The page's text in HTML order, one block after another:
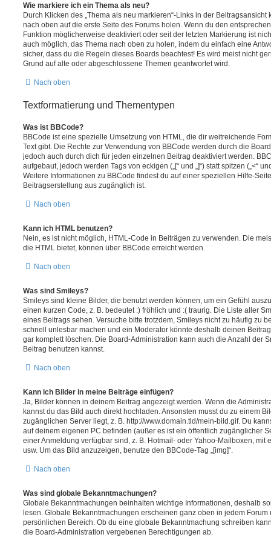
Wie markiere ich ein Thema als neu?
Durch Klicken des „Thema als neu markieren“-Links in der
nach oben auf die erste Seite des Forums holen. Wenn du den
Funktion möglicherweise deaktiviert oder seit der letzten Markierung ist
auch möglich, das Thema nach oben zu holen, indem du einfach eine
sicher, dass du die Regeln dieses Boards beachtest! Es wird meist nicht
Grund auf alte oder abgeschlossene Themen geantwortet wird.
Nach oben
Textformatierung und Thementypen
Was ist BBCode?
BBCode ist eine spezielle Umsetzung von HTML, die dir weitreichende
Text gibt. Die Rechte zur Verwendung von BBCode werden durch die
jedoch auch durch dich für jeden einzelnen Beitrag deaktiviert werden.
aufgebaut, jedoch werden Tags von eckigen („[“ und „]“) statt spitzen („<“
Weitere Informationen zu BBCode findest du auf einer speziellen Hilfe-
Beitragserstellung aus zugänglich ist.
Nach oben
Kann ich HTML benutzen?
Nein, es ist nicht möglich, HTML-Code in Beiträgen zu verwenden. Die
die HTML bietet, können über BBCode erreicht werden.
Nach oben
Was sind Smileys?
Smileys sind kleine Bilder, die benutzt werden können, um ein Gefühl
einen kurzen Code, z. B. bedeutet :) fröhlich und :( traurig. Die Liste aller
eines Beitrags sehen. Versuche bitte trotzdem, Smileys nicht zu häufig zu
schnell unlesbar machen und ein Moderator könnte deshalb deinen
gar komplett löschen. Die Board-Administration kann auch die Anzahl der
Beitrag benutzen kannst.
Nach oben
Kann ich Bilder in meine Beiträge einfügen?
Ja, Bilder können in deinem Beitrag angezeigt werden. Wenn die
kannst du das Bild auch direkt hochladen. Ansonsten musst du zu einem
zugänglichen Server liegt, z. B. http://www.domain.tld/mein-bild.gif. Du
auf deinem eigenen PC befinden (außer es ist ein öffentlich zugänglicher
einer Anmeldung verfügbar sind, z. B. Hotmail- oder Yahoo-Mailboxen, mit
usw. Um das Bild anzuzeigen, benutze den BBCode-Tag „[img]“.
Nach oben
Was sind globale Bekanntmachungen?
Globale Bekanntmachungen beinhalten wichtige Informationen, deshalb
lesen. Globale Bekanntmachungen erscheinen ganz oben in jedem
persönlichen Bereich. Ob du eine globale Bekanntmachung schreiben
die Board-Administration vergebenen Berechtigungen ab.